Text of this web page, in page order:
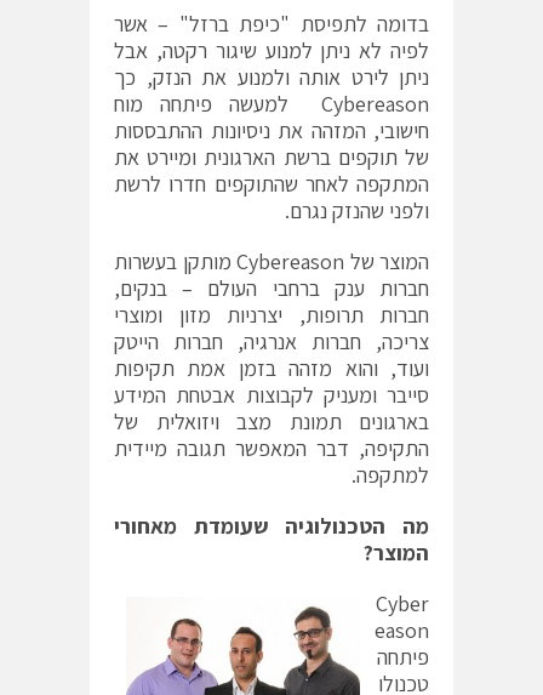
בדומה לתפיסת "כיפת ברזל" – אשר
לפיה לא ניתן למנוע שיגור רקטה, אבל
ניתן לירט אותה ולמנוע את הנזק, כך
Cybereason למעשה פיתחה מוח
חישובי, המזהה את ניסיונות ההתבססות
של תוקפים ברשת הארגונית ומיירט את
המתקפה לאחר שהתוקפים חדרו לרשת
ולפני שהנזק נגרם.
המוצר של Cybereason מותקן בעשרות
חברות ענק ברחבי העולם – בנקים,
חברות תרופות, יצרניות מזון ומוצרי
צריכה, חברות אנרגיה, חברות הייטק
ועוד, והוא מזהה בזמן אמת תקיפות
סייבר ומעניק לקבוצות אבטחת המידע
בארגונים תמונת מצב ויזואלית של
התקיפה, דבר המאפשר תגובה מיידית
למתקפה.
מה הטכנולוגיה שעומדת מאחורי
המוצר?
Cyber
eason
פיתחה
טכנולו